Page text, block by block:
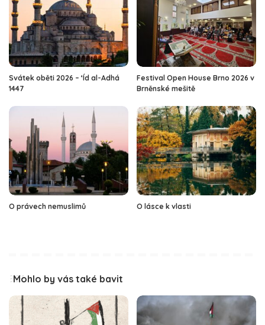
Svátek oběti 2026 – ‘Íd al-Adhá
1447
Festival Open House Brno 2026 v
Brněnské mešitě
O právech nemuslimů O lásce k vlasti
Mohlo by vás také bavit